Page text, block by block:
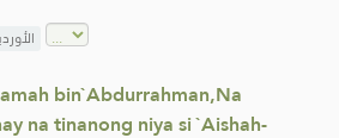
bin`Abdurrahman,Na
na tinanong niya si `Aishah-